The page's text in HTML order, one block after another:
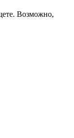
Возможно,